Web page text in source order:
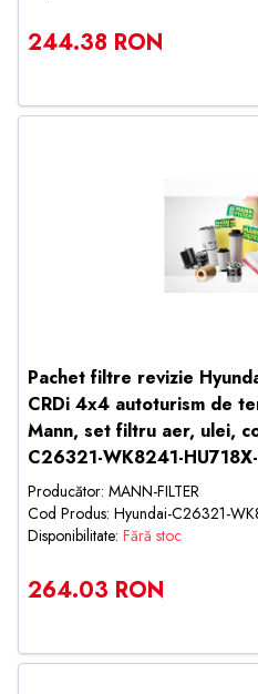
244.38 RON
Pachet filtre revizie
CRDi 4x4 autoturism de
Mann, set filtru aer, ulei,
C26321-WK8241-
Producător: MANN-FILTER
Cod Produs: Hyundai-C26321-
Disponibilitate: Fără stoc
264.03 RON